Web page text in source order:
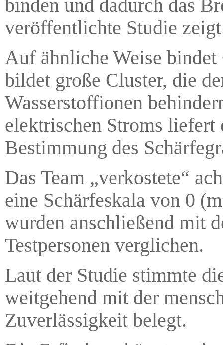
binden und dadurch das
veröffentlichte Studie
Auf ähnliche Weise
bildet große Cluster, die
Wasserstoffionen
elektrischen Stroms liefert
Bestimmung des
Das Team „verkostete“
eine Schärfeskala von 0
wurden anschließend mit
Testpersonen verglichen.
Laut der Studie stimmte
weitgehend mit der
Zuverlässigkeit belegt.